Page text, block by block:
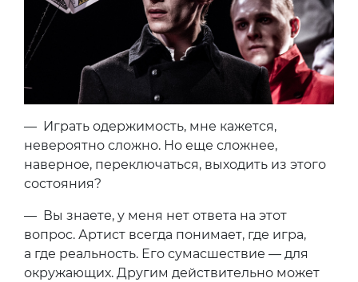
— Играть одержимость, мне кажется,
невероятно сложно. Но еще сложнее,
наверное, переключаться, выходить из этого
состояния?
— Вы знаете, у меня нет ответа на этот
вопрос. Артист всегда понимает, где игра,
а где реальность. Его сумасшествие — для
окружающих. Другим действительно может